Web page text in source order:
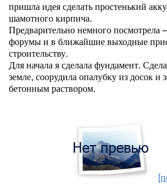
пришла идея сделать простенький
шамотного кирпича.
Предварительно немного посмотрела
форумы и в ближайшие выходные
строительству.
Для начала я сделала фундамент.
земле, соорудила опалубку из досок и
бетонным раствором.